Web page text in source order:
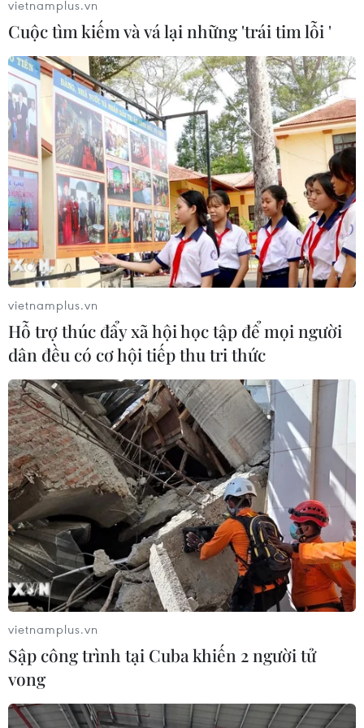
vietnamplus.vn
Cuộc tìm kiếm và vá lại những 'trái tim lỗi '
vietnamplus.vn
Hỗ trợ thúc đẩy xã hội học tập để mọi người
dân đều có cơ hội tiếp thu tri thức
vietnamplus.vn
Sập công trình tại Cuba khiến 2 người tử
vong